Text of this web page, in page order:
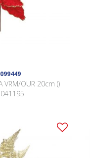
VRM/OUR 20cm ()